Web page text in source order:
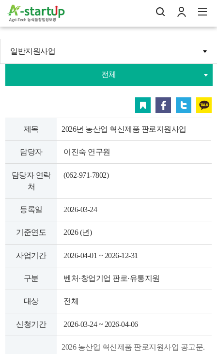
색 그
전
체
일반지원사업
전체
트위터 카카오
제목 2026년 농산업 혁신제품 판로지원사업
담당자 이진숙 연구원
담당자 연락
처
(062-971-7802)
등록일 2026-03-24
기준연도 2026 (년)
사업기간 2026-04-01 ~ 2026-12-31
구분 벤처·창업기업 판로·유통지원
대상 전체
신청기간 2026-03-24 ~ 2026-04-06
2026 농산업 혁신제품 판로지원사업 공고문.